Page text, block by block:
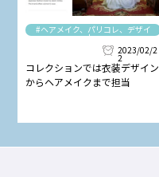
#ヘアメイク、パリコレ、デザイ
ナー
2023/02/2
2
コレクションでは衣装デザイン
からヘアメイクまで担当